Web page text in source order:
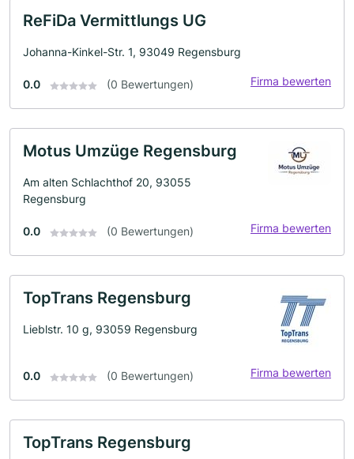
ReFiDa Vermittlungs UG
Johanna-Kinkel-Str. 1, 93049 Regensburg
0.0 (0 Bewertungen) Firma bewerten
Motus Umzüge Regensburg
Am alten Schlachthof 20, 93055
Regensburg
0.0 (0 Bewertungen) Firma bewerten
TopTrans Regensburg
Lieblstr. 10 g, 93059 Regensburg
0.0 (0 Bewertungen) Firma bewerten
TopTrans Regensburg